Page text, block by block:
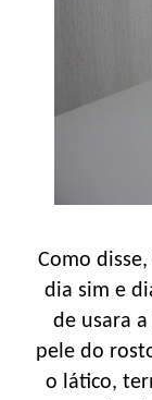
Como
dia sim e
de usara
pele do
o lático,